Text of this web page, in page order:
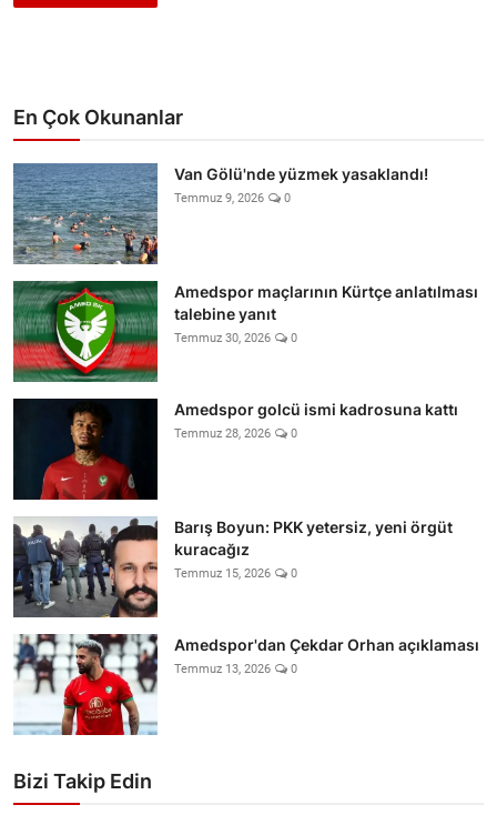
En Çok Okunanlar
Van Gölü'nde yüzmek yasaklandı!
Temmuz 9, 2026 0
Amedspor maçlarının Kürtçe anlatılması
talebine yanıt
Temmuz 30, 2026 0
Amedspor golcü ismi kadrosuna kattı
Temmuz 28, 2026 0
Barış Boyun: PKK yetersiz, yeni örgüt
kuracağız
Temmuz 15, 2026 0
Amedspor'dan Çekdar Orhan açıklaması
Temmuz 13, 2026 0
Bizi Takip Edin